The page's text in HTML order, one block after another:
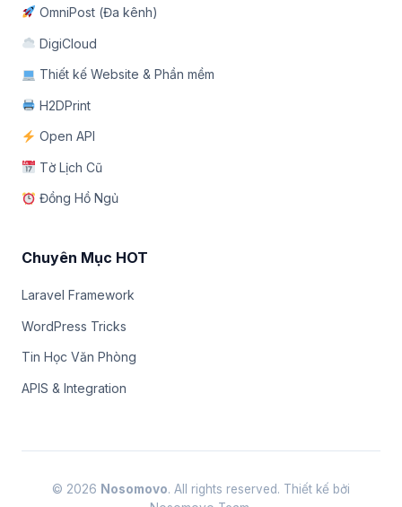
OmniPost (Đa kênh)
DigiCloud
Thiết kế Website & Phần mềm
H2DPrint
Open API
Tờ Lịch Cũ
Đồng Hồ Ngủ
Chuyên Mục HOT
Laravel Framework
WordPress Tricks
Tin Học Văn Phòng
APIS & Integration
© 2026 Nosomovo. All rights reserved. Thiết kế bởi